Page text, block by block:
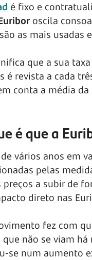
é fixo e
oscila
são as mais usadas
que a sua
é revista a cada
conta a média
é que a
vários anos em
pelas
preços a subir de
direto nas
fez com
que não se viam
se num aumento